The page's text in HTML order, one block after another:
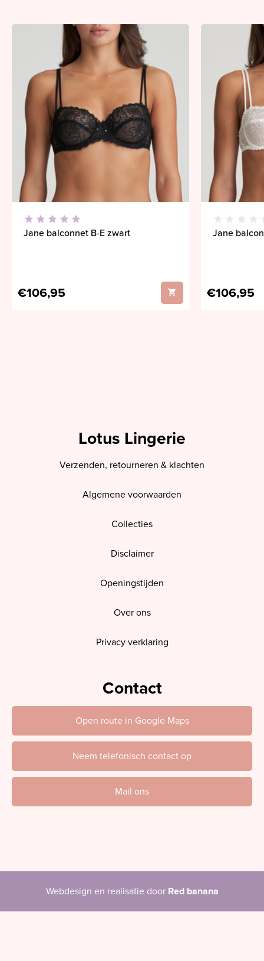
Jane balconnet B-E zwart
€106,95
Jane
€106,95
Lotus Lingerie
Verzenden, retourneren & klachten
Algemene voorwaarden
Collecties
Disclaimer
Openingstijden
Over ons
Privacy verklaring
Contact
Open route in Google Maps
Neem telefonisch contact op
Mail ons
Webdesign en realisatie door Red banana